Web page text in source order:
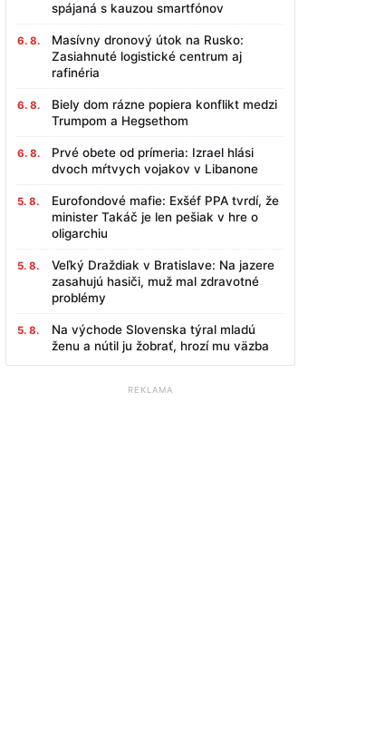
spájaná s kauzou smartfónov
6. 8.
Masívny dronový útok na Rusko:
Zasiahnuté logistické centrum aj
rafinéria
6. 8.
Biely dom rázne popiera konflikt medzi
Trumpom a Hegsethom
6. 8.
Prvé obete od prímeria: Izrael hlási
dvoch mŕtvych vojakov v Libanone
5. 8.
Eurofondové mafie: Exšéf PPA tvrdí, že
minister Takáč je len pešiak v hre o
oligarchiu
5. 8.
Veľký Draždiak v Bratislave: Na jazere
zasahujú hasiči, muž mal zdravotné
problémy
5. 8.
Na východe Slovenska týral mladú
ženu a nútil ju žobrať, hrozí mu väzba
REKLAMA